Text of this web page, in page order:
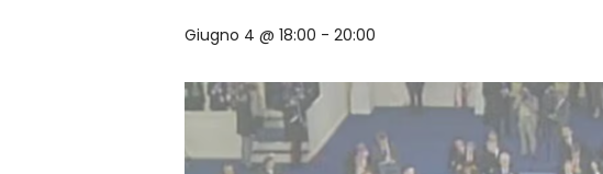
Giugno 4 @ 18:00 - 20:00